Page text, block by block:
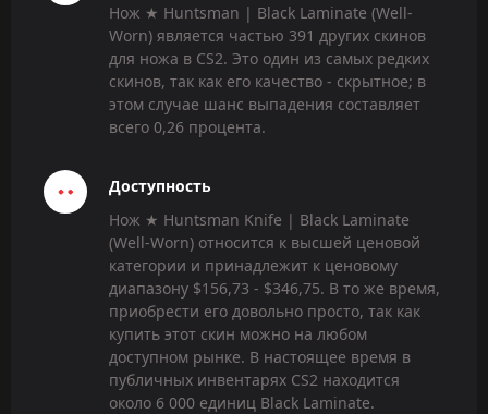
Нож ★ Huntsman | Black Laminate (Well-
Worn) является частью 391 других скинов
для ножа в CS2. Это один из самых редких
скинов, так как его качество - скрытное; в
этом случае шанс выпадения составляет
всего 0,26 процента.
Доступность
Нож ★ Huntsman Knife | Black Laminate
(Well-Worn) относится к высшей ценовой
категории и принадлежит к ценовому
диапазону $156,73 - $346,75. В то же время,
приобрести его довольно просто, так как
купить этот скин можно на любом
доступном рынке. В настоящее время в
публичных инвентарях CS2 находится
около 6 000 единиц Black Laminate.